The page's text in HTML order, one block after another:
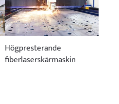
Högpresterande
fiberlaserskärmaskin